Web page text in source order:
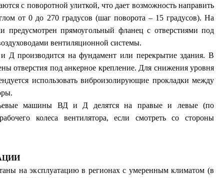
с поворотной улиткой, что дает возможность направить
от 0 до 270 градусов (шаг поворота – 15 градусов). На
предусмотрен прямоугольный фланец с отверстиями под
вентиляционной системы.
Д производится на фундамент или перекрытие здания. В
отверстия под анкерное крепление. Для снижения уровня
использовать виброизолирующие прокладки между
машины ВД и Д делятся на правые и левые (по
колеса вентилятора, если смотреть со стороны
на эксплуатацию в регионах с умеренным климатом (в